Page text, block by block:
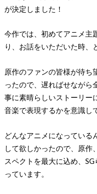
が決定しました！
今作では、初めてアニメ主
り、お話をいただいた時、
原作のファンの皆様が待ち
ったので、遅ればせながら
事に素晴らしいストーリー
音楽で表現するかを意識し
どんなアニメになっている
して欲しかったので、原作
スペクトを最大に込め、
っています。